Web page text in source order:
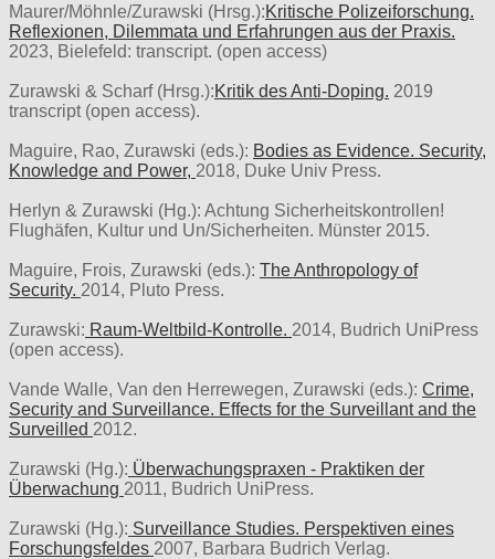
Maurer/Möhnle/Zurawski (Hrsg.):Kritische Polizeiforschung.
Reflexionen, Dilemmata und Erfahrungen aus der Praxis.
2023, Bielefeld: transcript. (open access)
Zurawski & Scharf (Hrsg.):Kritik des Anti-Doping. 2019
transcript (open access).
Maguire, Rao, Zurawski (eds.): Bodies as Evidence. Security,
Knowledge and Power, 2018, Duke Univ Press.
Herlyn & Zurawski (Hg.): Achtung Sicherheitskontrollen!
Flughäfen, Kultur und Un/Sicherheiten. Münster 2015.
Maguire, Frois, Zurawski (eds.): The Anthropology of
Security. 2014, Pluto Press.
Zurawski: Raum-Weltbild-Kontrolle. 2014, Budrich UniPress
(open access).
Vande Walle, Van den Herrewegen, Zurawski (eds.): Crime,
Security and Surveillance. Effects for the Surveillant and the
Surveilled 2012.
Zurawski (Hg.): Überwachungspraxen - Praktiken der
Überwachung 2011, Budrich UniPress.
Zurawski (Hg.): Surveillance Studies. Perspektiven eines
Forschungsfeldes 2007, Barbara Budrich Verlag.